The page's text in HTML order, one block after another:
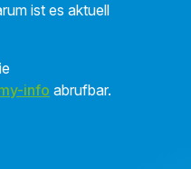
ist es aktuell
info abrufbar.